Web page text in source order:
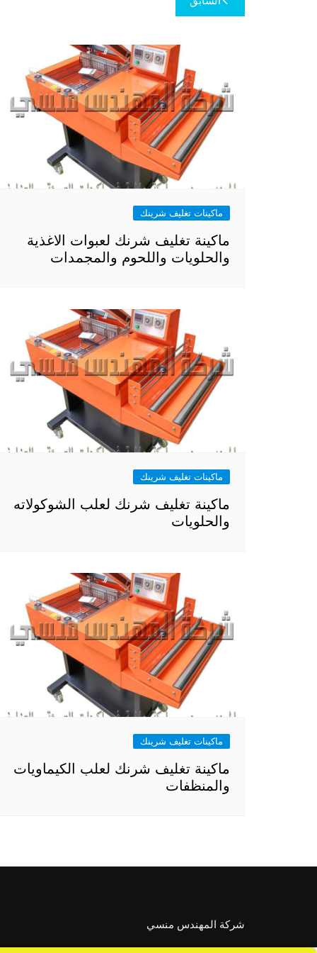
المقالات
ماكينات تغليف شرينك
ماكينة تغليف شرنك لعبوات الاغذية
والحلويات واللحوم والمجمدات
ماكينات تغليف شرينك
ماكينة تغليف شرنك لعلب الشوكولاته
والحلويات
ماكينات تغليف شرينك
ماكينة تغليف شرنك لعلب الكيماويات
والمنظفات
شركة المهندس منسي